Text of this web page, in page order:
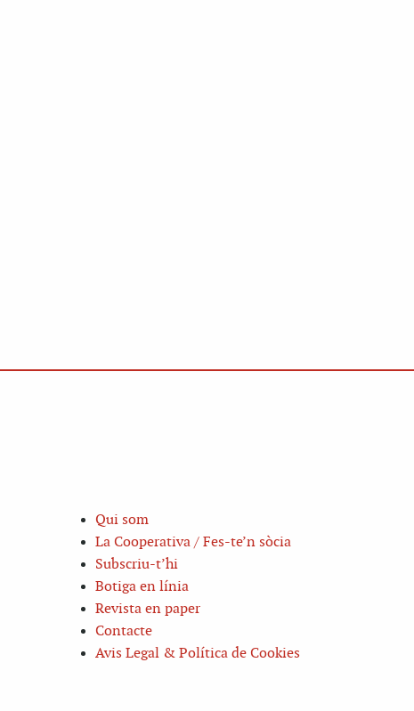
Qui som
La Cooperativa / Fes-te’n sòcia
Subscriu-t’hi
Botiga en línia
Revista en paper
Contacte
Avis Legal & Política de Cookies